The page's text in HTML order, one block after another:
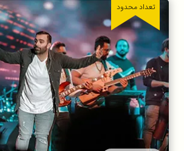
تعداد محدود